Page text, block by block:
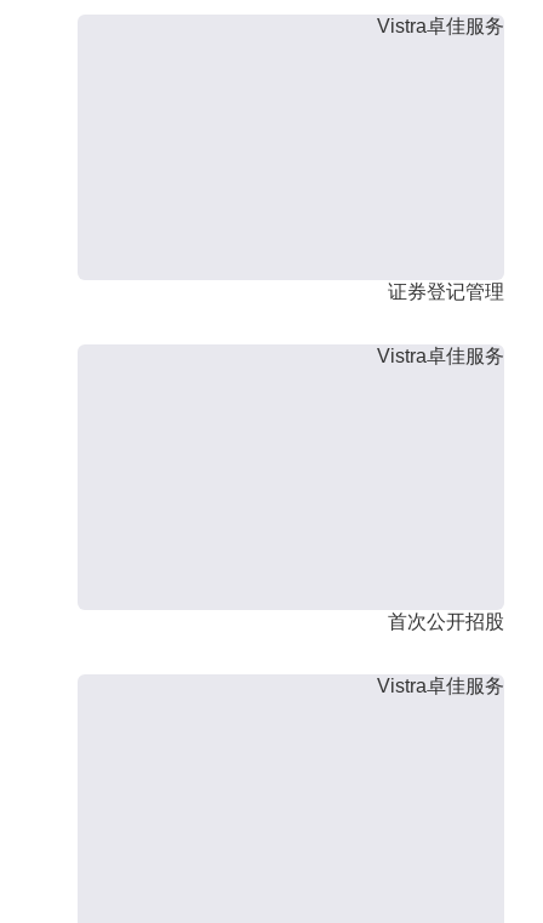
Vistra卓佳服务
证券登记管理
Vistra卓佳服务
首次公开招股
Vistra卓佳服务